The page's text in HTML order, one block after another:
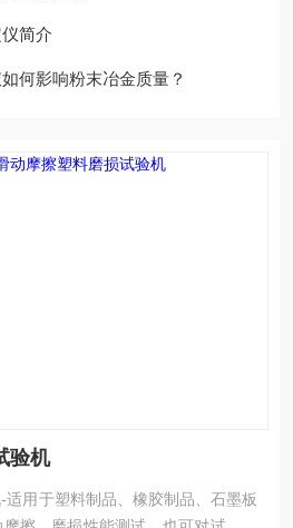
简介
何影响粉末冶金质量？
验机
用于塑料制品、橡胶制品、石墨板